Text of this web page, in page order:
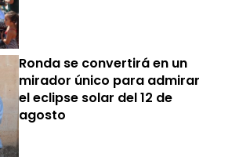
Ronda se convertirá en un
mirador único para admirar
el eclipse solar del 12 de
agosto